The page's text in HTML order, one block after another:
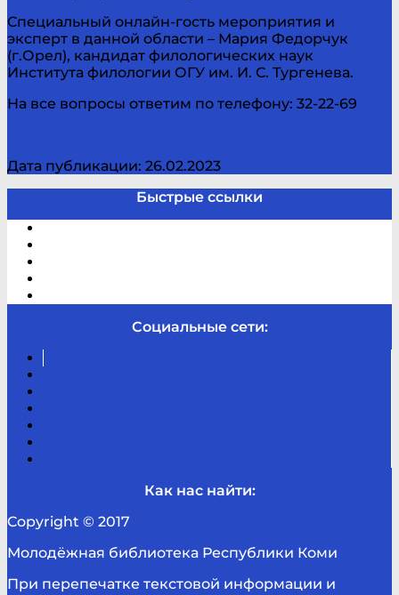
Специальный онлайн-гость мероприятия и
эксперт в данной области – Мария Федорчук
(г.Орел), кандидат филологических наук
Института филологии ОГУ им. И. С. Тургенева.
На все вопросы ответим по телефону: 32-22-69
Дата публикации: 26.02.2023
Быстрые ссылки
Социальные сети:
Как нас найти:
Copyright © 2017
Молодёжная библиотека Республики Коми
При перепечатке текстовой информации и